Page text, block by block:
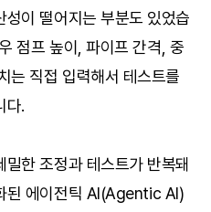
이 떨어지는 부분도 있었습
점프 높이, 파이프 간격, 중
는 직접 입력해서 테스트를
다.
한 조정과 테스트가 반복돼
된 에이전틱 AI(Agentic AI)